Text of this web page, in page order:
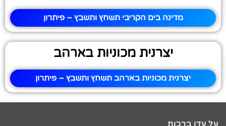
מדינה בים הקריבי תשחץ ותשבץ – פיתרון
יצרנית מכוניות בארהב
יצרנית מכוניות בארהב תשחץ ותשבץ – פיתרון
על עדן ברכות